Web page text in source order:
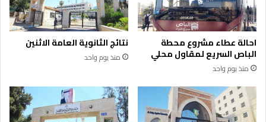
خ
م
ي
س
و
ا
ج
م
ك
ة
ف
ي
ب
ر
ن
ا
م
احالة عطاء مشروع محطة
الباص السريع لمقاول محلي
منذ يوم واحد
نتائج الثانوية العامة الاثنين
منذ يوم واحد